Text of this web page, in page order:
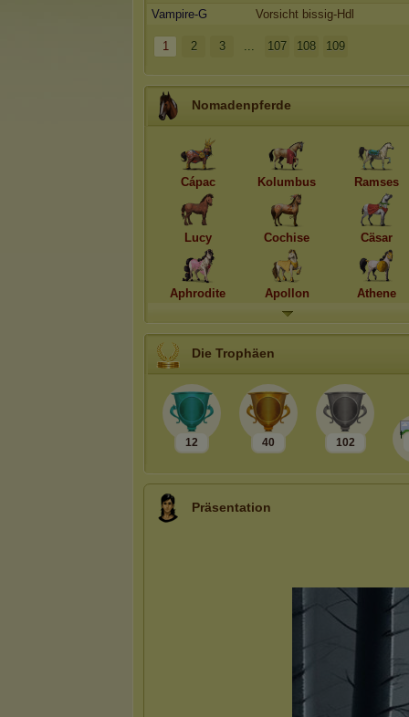
Vampire-G
Vorsicht bissig-Hdl
1 2 3 ... 107 108 109
Nomadenpferde
Cápac Kolumbus Ramses
Lucy Cochise Cäsar
Aphrodite Apollon Athene
Die Trophäen
12 40 102
Präsentation